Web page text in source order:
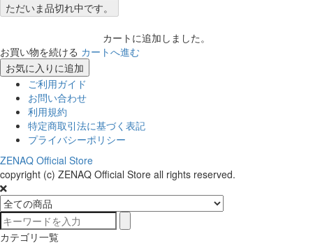
ただいま品切れ中です。
カートに追加しました。
お買い物を続ける カートへ進む
お気に入りに追加
ご利用ガイド
お問い合わせ
利用規約
特定商取引法に基づく表記
プライバシーポリシー
ZENAQ Official Store
copyright (c) ZENAQ Official Store all rights reserved.
カテゴリ一覧